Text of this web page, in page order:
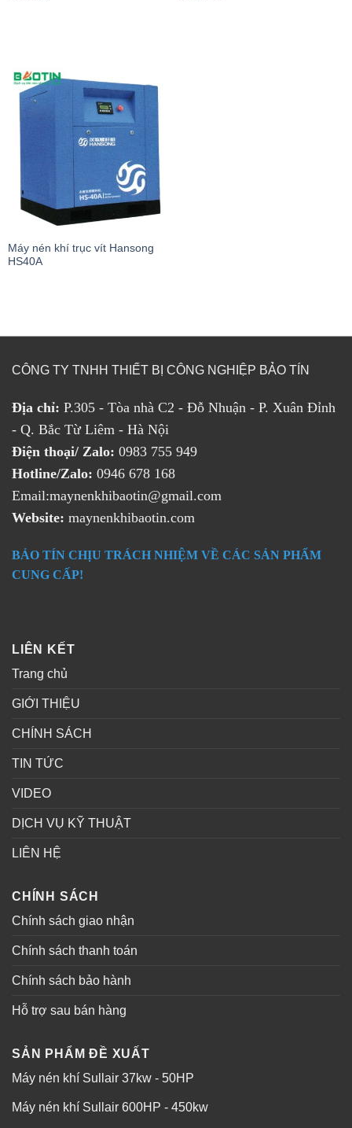
Máy nén khí trục vít Hansong
HS40A
CÔNG TY TNHH THIẾT BỊ CÔNG NGHIỆP BẢO TÍN
Địa chỉ: P.305 - Tòa nhà C2 - Đỗ Nhuận - P. Xuân Đỉnh
- Q. Bắc Từ Liêm - Hà Nội
Điện thoại/ Zalo: 0983 755 949
Hotline/Zalo: 0946 678 168
Email:maynenkhibaotin@gmail.com
Website: maynenkhibaotin.com
BẢO TÍN CHỊU TRÁCH NHIỆM VỀ CÁC SẢN PHẨM
CUNG CẤP!
LIÊN KẾT
Trang chủ
GIỚI THIỆU
CHÍNH SÁCH
TIN TỨC
VIDEO
DỊCH VỤ KỸ THUẬT
LIÊN HỆ
CHÍNH SÁCH
Chính sách giao nhận
Chính sách thanh toán
Chính sách bảo hành
Hỗ trợ sau bán hàng
SẢN PHẨM ĐỀ XUẤT
Máy nén khí Sullair 37kw - 50HP
Máy nén khí Sullair 600HP - 450kw